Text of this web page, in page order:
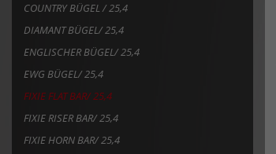
COUNTRY BÜGEL / 25,4
DIAMANT BÜGEL/ 25,4
ENGLISCHER BÜGEL/ 25,4
EWG BÜGEL/ 25,4
FIXIE FLAT BAR/ 25,4
FIXIE RISER BAR/ 25,4
FIXIE HORN BAR/ 25,4